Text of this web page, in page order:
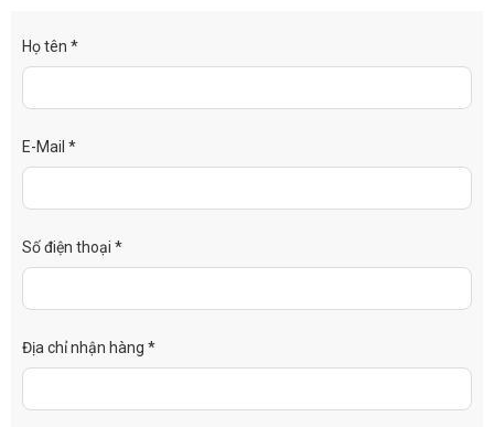
Họ tên *
E-Mail *
Số điện thoại *
Địa chỉ nhận hàng *